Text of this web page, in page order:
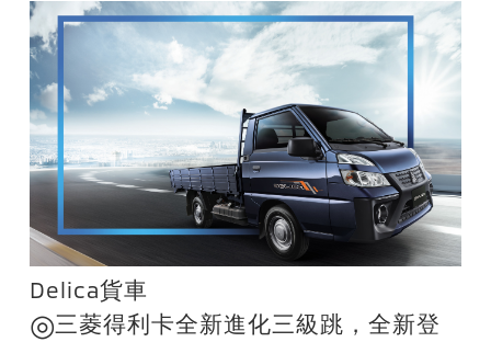
Delica貨車
◎三菱得利卡全新進化三級跳，全新登